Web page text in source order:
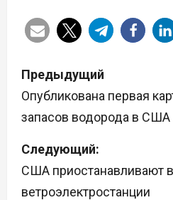
Н
а
в
и
г
Предыдущий
Опубликована первая
запасов водорода в США
Следующий:
США приостанавливают
ветроэлектростанции